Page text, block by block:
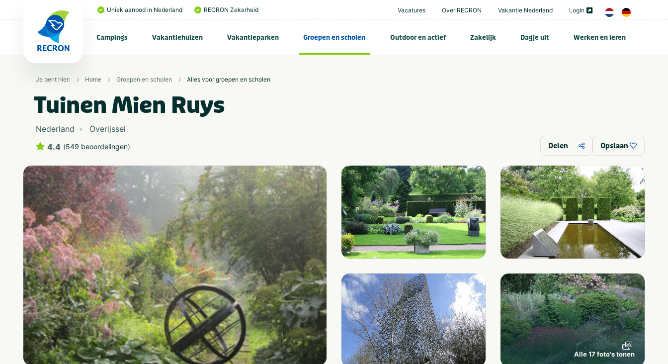
Uniek aanbod in Nederland RECRON Zekerheid Vacatures Over RECRON Vakantie Nederland Login
Campings Vakantiehuizen Vakantieparken Groepen en scholen Outdoor en actief Zakelijk Dagje uit Werken en leren
Je bent hier: Home Groepen en scholen Alles voor groepen en scholen
Tuinen Mien Ruys
Nederland
Overijssel
4.4 (549 beoordelingen) Delen Opslaan
Alle 17 foto's tonen